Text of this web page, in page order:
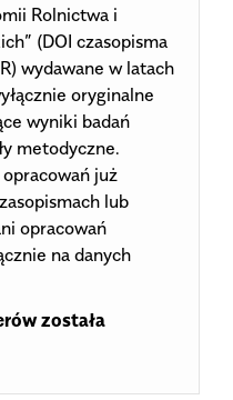
Rolnictwa i
(DOI czasopisma
wydawane w latach
oryginalne
wyniki badań
metodyczne.
już
lub
opracowań
na danych
została